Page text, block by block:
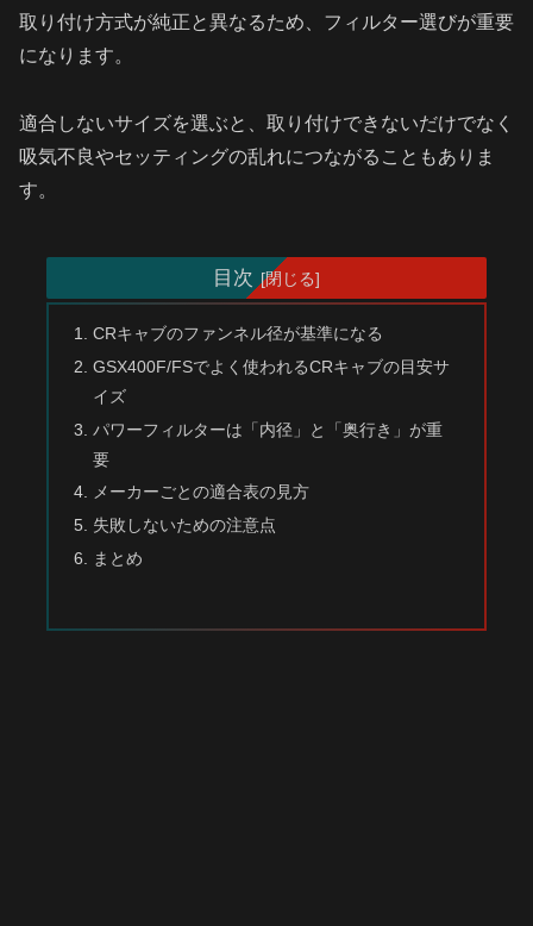
取り付け方式が純正と異なるため、フィルター選びが重要
になります。
適合しないサイズを選ぶと、取り付けできないだけでなく
吸気不良やセッティングの乱れにつながることもありま
す。
目次
CRキャブのファンネル径が基準になる
GSX400F/FSでよく使われるCRキャブの目安サ
イズ
パワーフィルターは「内径」と「奥行き」が重
要
メーカーごとの適合表の見方
失敗しないための注意点
まとめ